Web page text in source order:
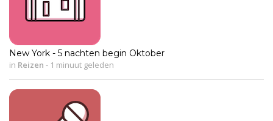
New York - 5 nachten begin Oktober
in Reizen - 1 minuut geleden